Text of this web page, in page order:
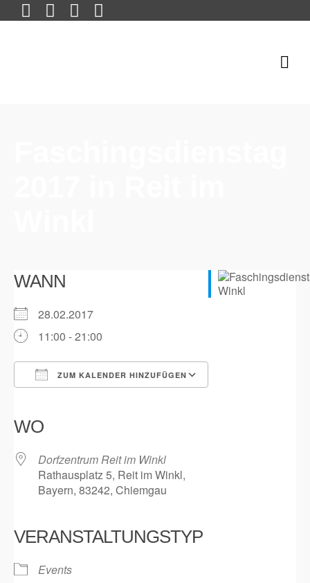
WANN
28.02.2017
11:00 - 21:00
ZUM KALENDER HINZUFÜGEN
WO
Dorfzentrum Reit im Winkl
Rathausplatz 5, Reit im Winkl,
Bayern, 83242, Chiemgau
VERANSTALTUNGSTYP
Events